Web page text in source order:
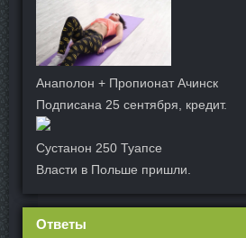
Анаполон + Пропионат Ачинск
Подписана 25 сентября, кредит.
Сустанон 250 Туапсе
Власти в Польше пришли.
Ответы